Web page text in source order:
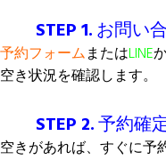
STEP 1.お問い
予約フォームまたはLINE
空き状況を確認します。
STEP 2.予約確
空きがあれば、すぐに予